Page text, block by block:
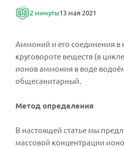
2 минуты13 мая 2021
Аммоний и его соединения в
круговороте веществ (в
ионов аммония в воде
общесанитарный.
Метод определения
В настоящей статье мы
массовой концентрации